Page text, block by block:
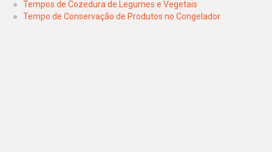
Tempos de Cozedura de Legumes e Vegetais
Tempo de Conservação de Produtos no Congelador